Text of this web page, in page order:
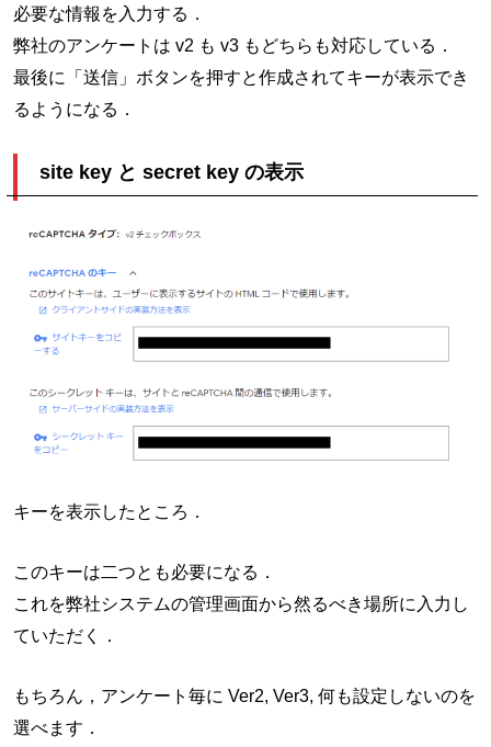
必要な情報を入力する．
弊社のアンケートは v2 も v3 もどちらも対応している．
最後に「送信」ボタンを押すと作成されてキーが表示でき
るようになる．
site key と secret key の表示
キーを表示したところ．
このキーは二つとも必要になる．
これを弊社システムの管理画面から然るべき場所に入力し
ていただく．
もちろん，アンケート毎に Ver2, Ver3, 何も設定しないのを
選べます．